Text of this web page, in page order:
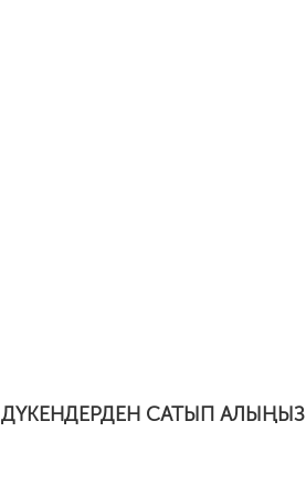
ДҮКЕНДЕРДЕН САТЫП